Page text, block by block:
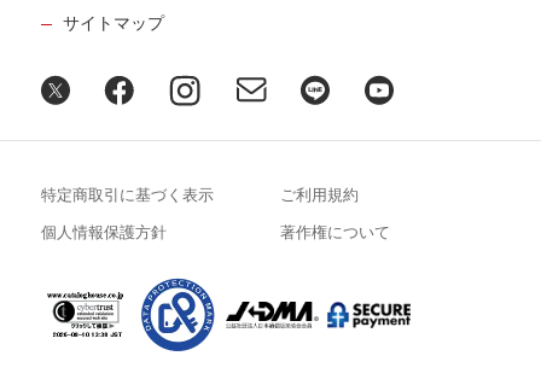
サイトマップ
特定商取引に基づく表示 ご利用規約
個人情報保護方針 著作権について